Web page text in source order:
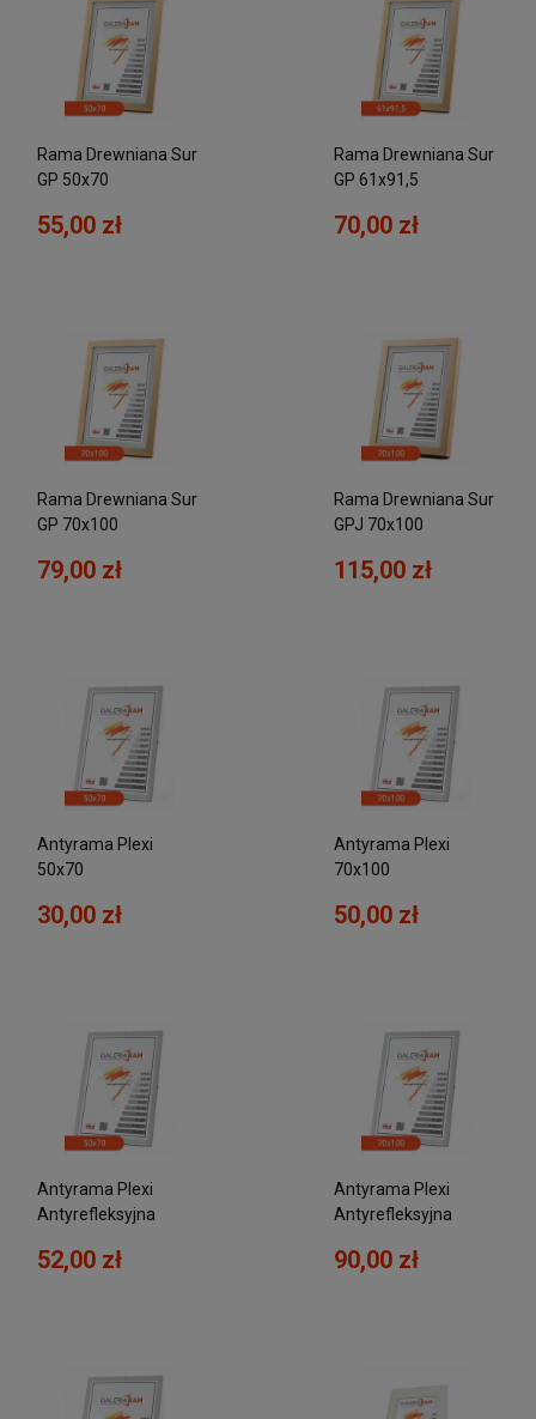
Rama Drewniana Sur
GP 50x70
55,00 zł
Rama Drewniana Sur
GP 61x91,5
70,00 zł
Rama Drewniana Sur
GP 70x100
79,00 zł
Rama Drewniana Sur
GPJ 70x100
115,00 zł
Antyrama Plexi
50x70
30,00 zł
Antyrama Plexi
70x100
50,00 zł
Antyrama Plexi
Antyrefleksyjna
52,00 zł
Antyrama Plexi
Antyrefleksyjna
90,00 zł